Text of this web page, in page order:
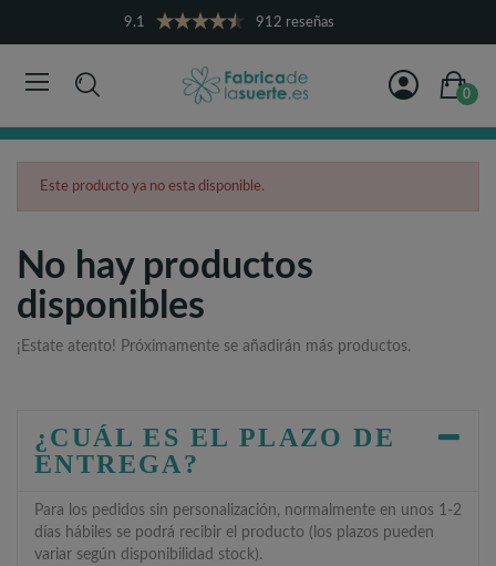
9.1 912 reseñas
0
Este producto ya no esta disponible.
No hay productos
disponibles
¡Estate atento! Próximamente se añadirán más productos.
¿CUÁL ES EL PLAZO DE
ENTREGA?
Para los pedidos sin personalización, normalmente en unos 1-2
días hábiles se podrá recibir el producto (los plazos pueden
variar según disponibilidad stock).